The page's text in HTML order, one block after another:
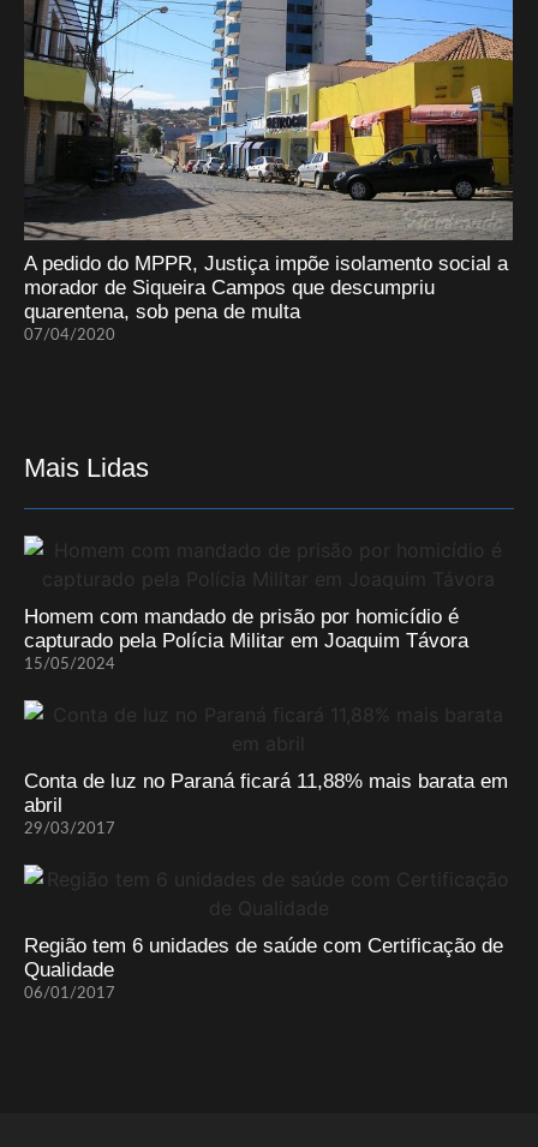
A pedido do MPPR, Justiça impõe isolamento social a
morador de Siqueira Campos que descumpriu
quarentena, sob pena de multa
07/04/2020
Mais Lidas
Homem com mandado de prisão por homicídio é
capturado pela Polícia Militar em Joaquim Távora
15/05/2024
Conta de luz no Paraná ficará 11,88% mais barata em
abril
29/03/2017
Região tem 6 unidades de saúde com Certificação de
Qualidade
06/01/2017